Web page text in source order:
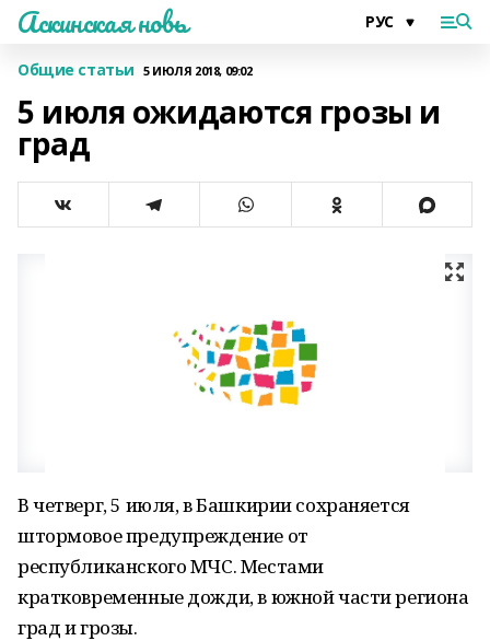
Аскинская новь
Общие статьи 5 ИЮЛЯ 2018, 09:02
5 июля ожидаются грозы и
град
В четверг, 5 июля, в Башкирии сохраняется
штормовое предупреждение от
республиканского МЧС. Местами
кратковременные дожди, в южной части региона
град и грозы.